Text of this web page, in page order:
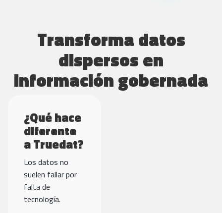
Transforma datos
dispersos en
información gobernada
¿Qué hace
diferente
a Truedat?
Los datos no
suelen fallar por
falta de
tecnología.